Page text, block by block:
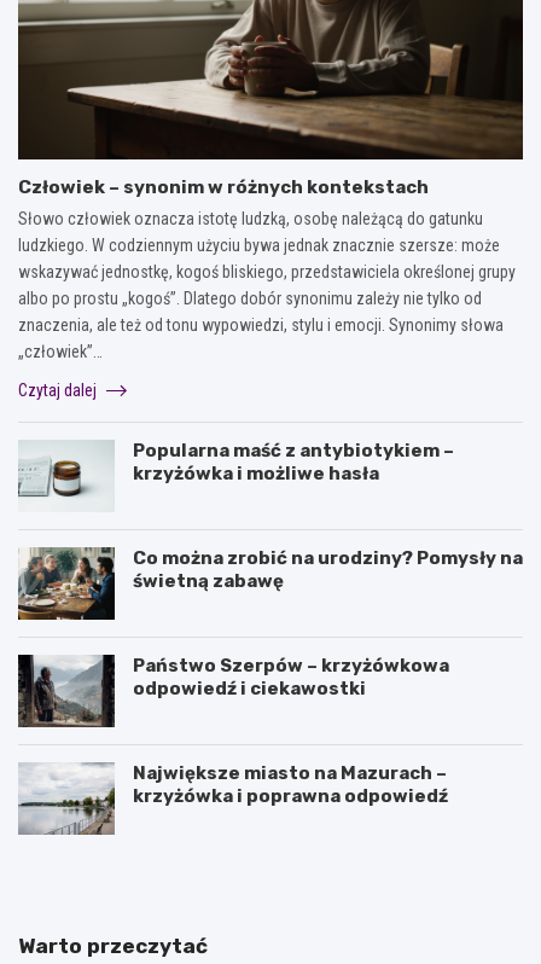
Człowiek – synonim w różnych kontekstach
Słowo człowiek oznacza istotę ludzką, osobę należącą do gatunku
ludzkiego. W codziennym użyciu bywa jednak znacznie szersze: może
wskazywać jednostkę, kogoś bliskiego, przedstawiciela określonej grupy
albo po prostu „kogoś”. Dlatego dobór synonimu zależy nie tylko od
znaczenia, ale też od tonu wypowiedzi, stylu i emocji. Synonimy słowa
„człowiek”…
Czytaj dalej
Popularna maść z antybiotykiem –
krzyżówka i możliwe hasła
Co można zrobić na urodziny? Pomysły na
świetną zabawę
Państwo Szerpów – krzyżówkowa
odpowiedź i ciekawostki
Największe miasto na Mazurach –
krzyżówka i poprawna odpowiedź
J
s
O
k
Warto przeczytać